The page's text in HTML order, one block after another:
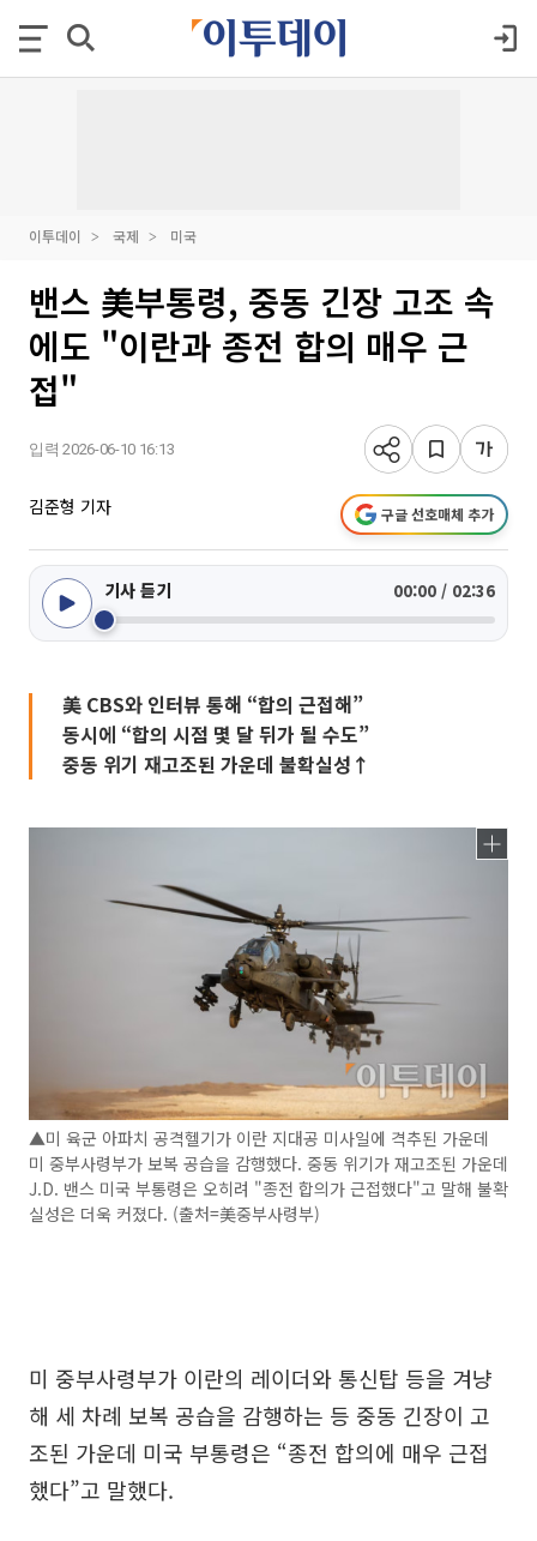
이투데이 국제 미국
밴스 美부통령, 중동 긴장 고조 속
에도 "이란과 종전 합의 매우 근
접"
입력 2026-06-10 16:13
김준형 기자 구글 선호매체 추가
기사 듣기 00:00 / 02:36
美 CBS와 인터뷰 통해 “합의 근접해”
동시에 “합의 시점 몇 달 뒤가 될 수도”
중동 위기 재고조된 가운데 불확실성↑
▲미 육군 아파치 공격헬기가 이란 지대공 미사일에 격추된 가운데
미 중부사령부가 보복 공습을 감행했다. 중동 위기가 재고조된 가운데
J.D. 밴스 미국 부통령은 오히려 "종전 합의가 근접했다"고 말해 불확
실성은 더욱 커졌다. (출처=美중부사령부)
미 중부사령부가 이란의 레이더와 통신탑 등을 겨냥
해 세 차례 보복 공습을 감행하는 등 중동 긴장이 고
조된 가운데 미국 부통령은 “종전 합의에 매우 근접
했다”고 말했다.